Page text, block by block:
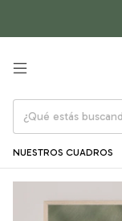
NUESTROS CUADROS